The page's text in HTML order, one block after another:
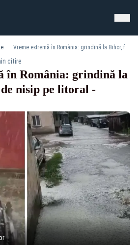
Vreme extremă în România: grindină la Bihor, furtună de nisip pe litoral - VIDEO
citire
în România: grindină la
nisip pe litoral -